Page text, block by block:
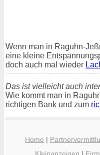
Wenn man in Raguhn-
eine kleine
doch auch mal wieder
Das ist vielleicht auch
Wie kommt man in
richtigen Bank und zum
Home |
Kleinanzeigen |